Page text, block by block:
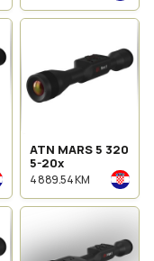
ATN MARS 5 320
5-20x
4 889.54 KM